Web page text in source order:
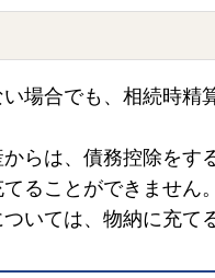
場合でも、相続時精
らは、債務控除をす
ることができません。
いては、物納に充て